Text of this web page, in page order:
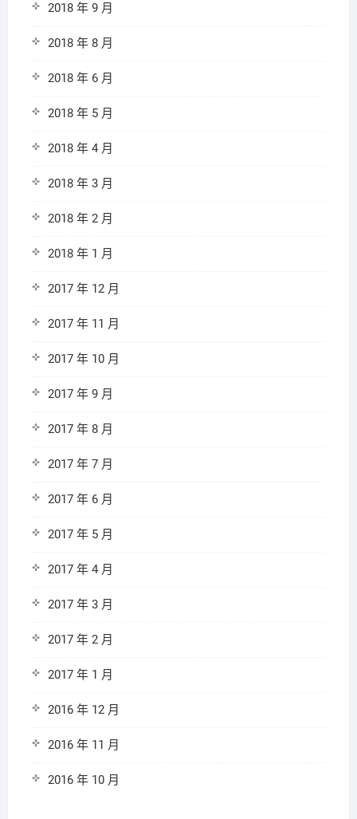
2018 年 9 月
2018 年 8 月
2018 年 6 月
2018 年 5 月
2018 年 4 月
2018 年 3 月
2018 年 2 月
2018 年 1 月
2017 年 12 月
2017 年 11 月
2017 年 10 月
2017 年 9 月
2017 年 8 月
2017 年 7 月
2017 年 6 月
2017 年 5 月
2017 年 4 月
2017 年 3 月
2017 年 2 月
2017 年 1 月
2016 年 12 月
2016 年 11 月
2016 年 10 月